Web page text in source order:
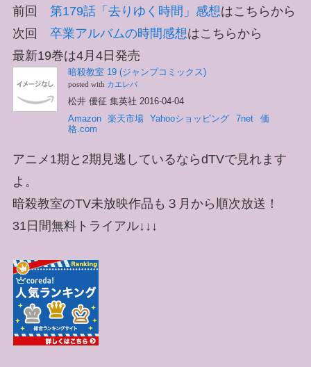
前回 第179話「去りゆく時間」感想はこちらから
次回 卒業アルバムの時間感想はこちらから
最新19巻は4月4日発売
暗殺教室 19 (ジャンプコミックス)
posted with カエレバ
松井 優征 集英社 2016-04-04
Amazon
楽天市場 Yahooショッピング 7net
価
格.com
アニメ1期と2期見逃しているならdTVで見れます
よ。
暗殺教室のTV未放映作品も３月から順次放送！
31日間無料トライアル↓↓↓